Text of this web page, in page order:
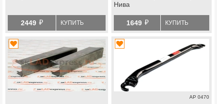
2449 й КУПИТЬ
Нива
1649 й КУПИТЬ
АР 0470